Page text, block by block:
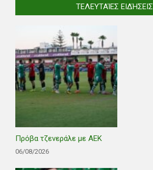
ΤΕΛΕΥΤΑΊΕΣ ΕΙΔΉΣΕΙΣ
Πρόβα τζενεράλε με ΑΕΚ
06/08/2026